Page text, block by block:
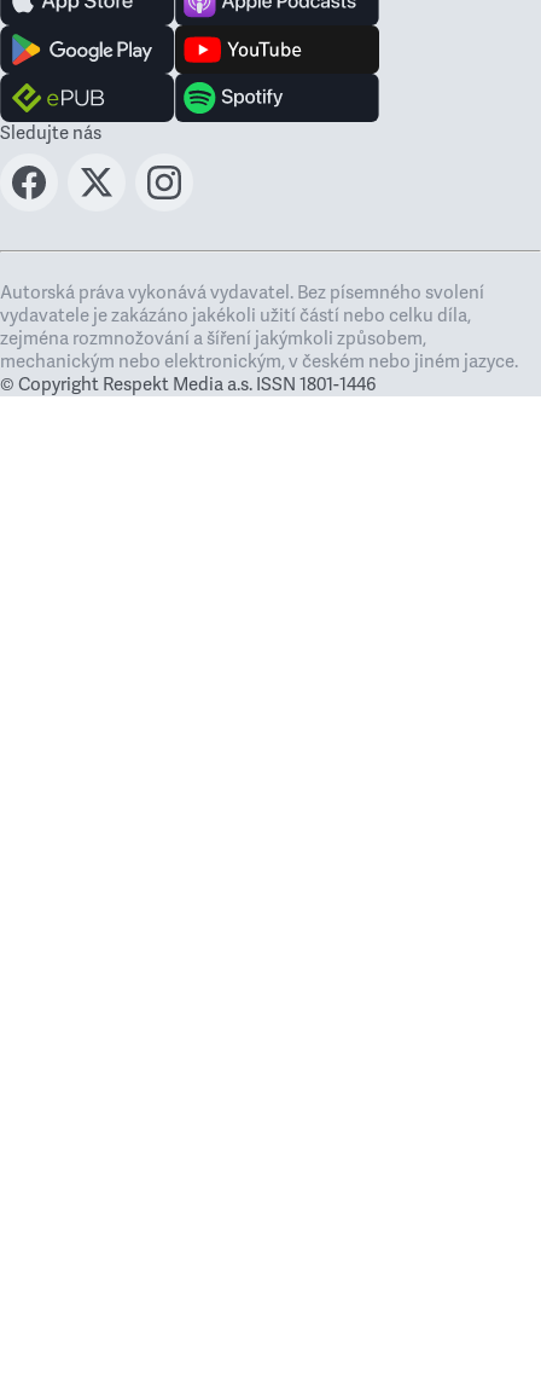
Sledujte nás
Autorská práva vykonává vydavatel. Bez písemného svolení
vydavatele je zakázáno jakékoli užití částí nebo celku díla,
zejména rozmnožování a šíření jakýmkoli způsobem,
mechanickým nebo elektronickým, v českém nebo jiném jazyce.
© Copyright Respekt Media a.s. ISSN 1801-1446